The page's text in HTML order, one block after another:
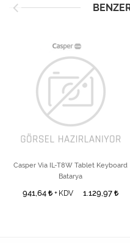
Casper Via IL-T8W Tablet Keyboard
Batarya
941,64 + KDV 1.129,97